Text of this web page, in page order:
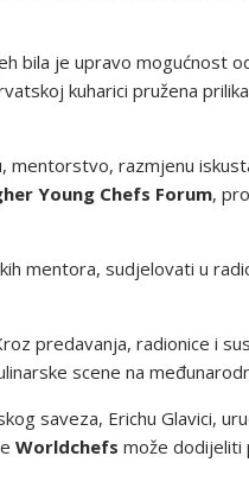
bila je upravo mogućnost
kuharici pružena
mentorstvo, razmjenu
Young Chefs Forum,
mentora, sudjelovati u
predavanja, radionice i
scene na
saveza, Erichu Glavici,
Worldchefs može dodijeliti